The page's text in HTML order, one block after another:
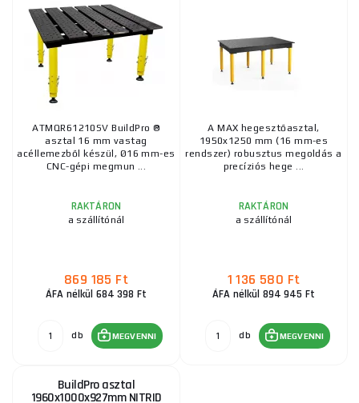
ATMQR61210SV BuildPro ®
asztal 16 mm vastag
acéllemezből készül, Ø16 mm-es
CNC-gépi megmun ...
RAKTÁRON
a szállítónál
869 185 Ft
ÁFA nélkül 684 398 Ft
db MEGVENNI
A MAX hegesztőasztal,
1950x1250 mm (16 mm-es
rendszer) robusztus megoldás a
precíziós hege ...
RAKTÁRON
a szállítónál
1 136 580 Ft
ÁFA nélkül 894 945 Ft
db MEGVENNI
BuildPro asztal
1960x1000x927mm NITRID